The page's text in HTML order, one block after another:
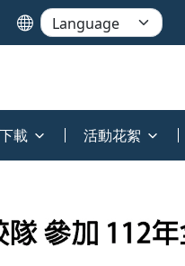
載 活動花絮